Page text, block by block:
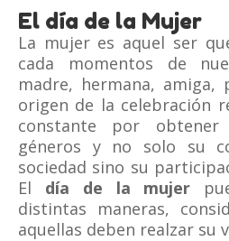
El día de la Mujer
La mujer es aquel ser
cada momentos de
madre, hermana, amiga,
origen de la celebración
constante por
géneros y no solo su
sociedad sino su
El día de la mujer
distintas maneras,
aquellas deben realzar su